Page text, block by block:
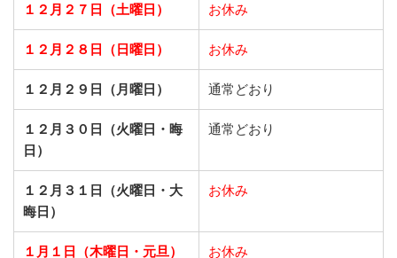
１２月２７日（土曜日） お休み
１２月２８日（日曜日） お休み
１２月２９日（月曜日） 通常どおり
１２月３０日（火曜日・晦
日）
通常どおり
１２月３１日（火曜日・大
晦日）
お休み
１月１日（木曜日・元旦） お休み